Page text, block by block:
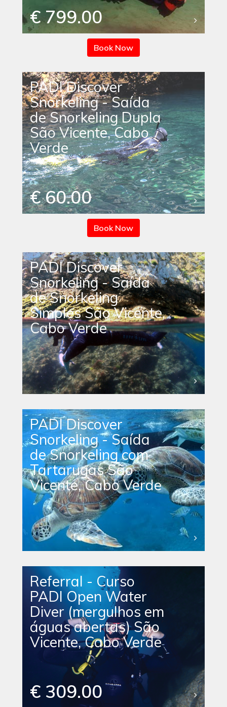
€ 799.00
Book Now
PADI Discover
Snorkeling - Saída
de Snorkeling Dupla
São Vicente, Cabo
Verde
€ 60.00
Book Now
PADI Discover
Snorkeling - Saída
de Snorkeling
Simples São Vicente,
Cabo Verde
PADI Discover
Snorkeling - Saída
de Snorkeling com
Tartarugas São
Vicente, Cabo Verde
Referral - Curso
PADI Open Water
Diver (mergulhos em
águas abertas) São
Vicente, Cabo Verde
€ 309.00